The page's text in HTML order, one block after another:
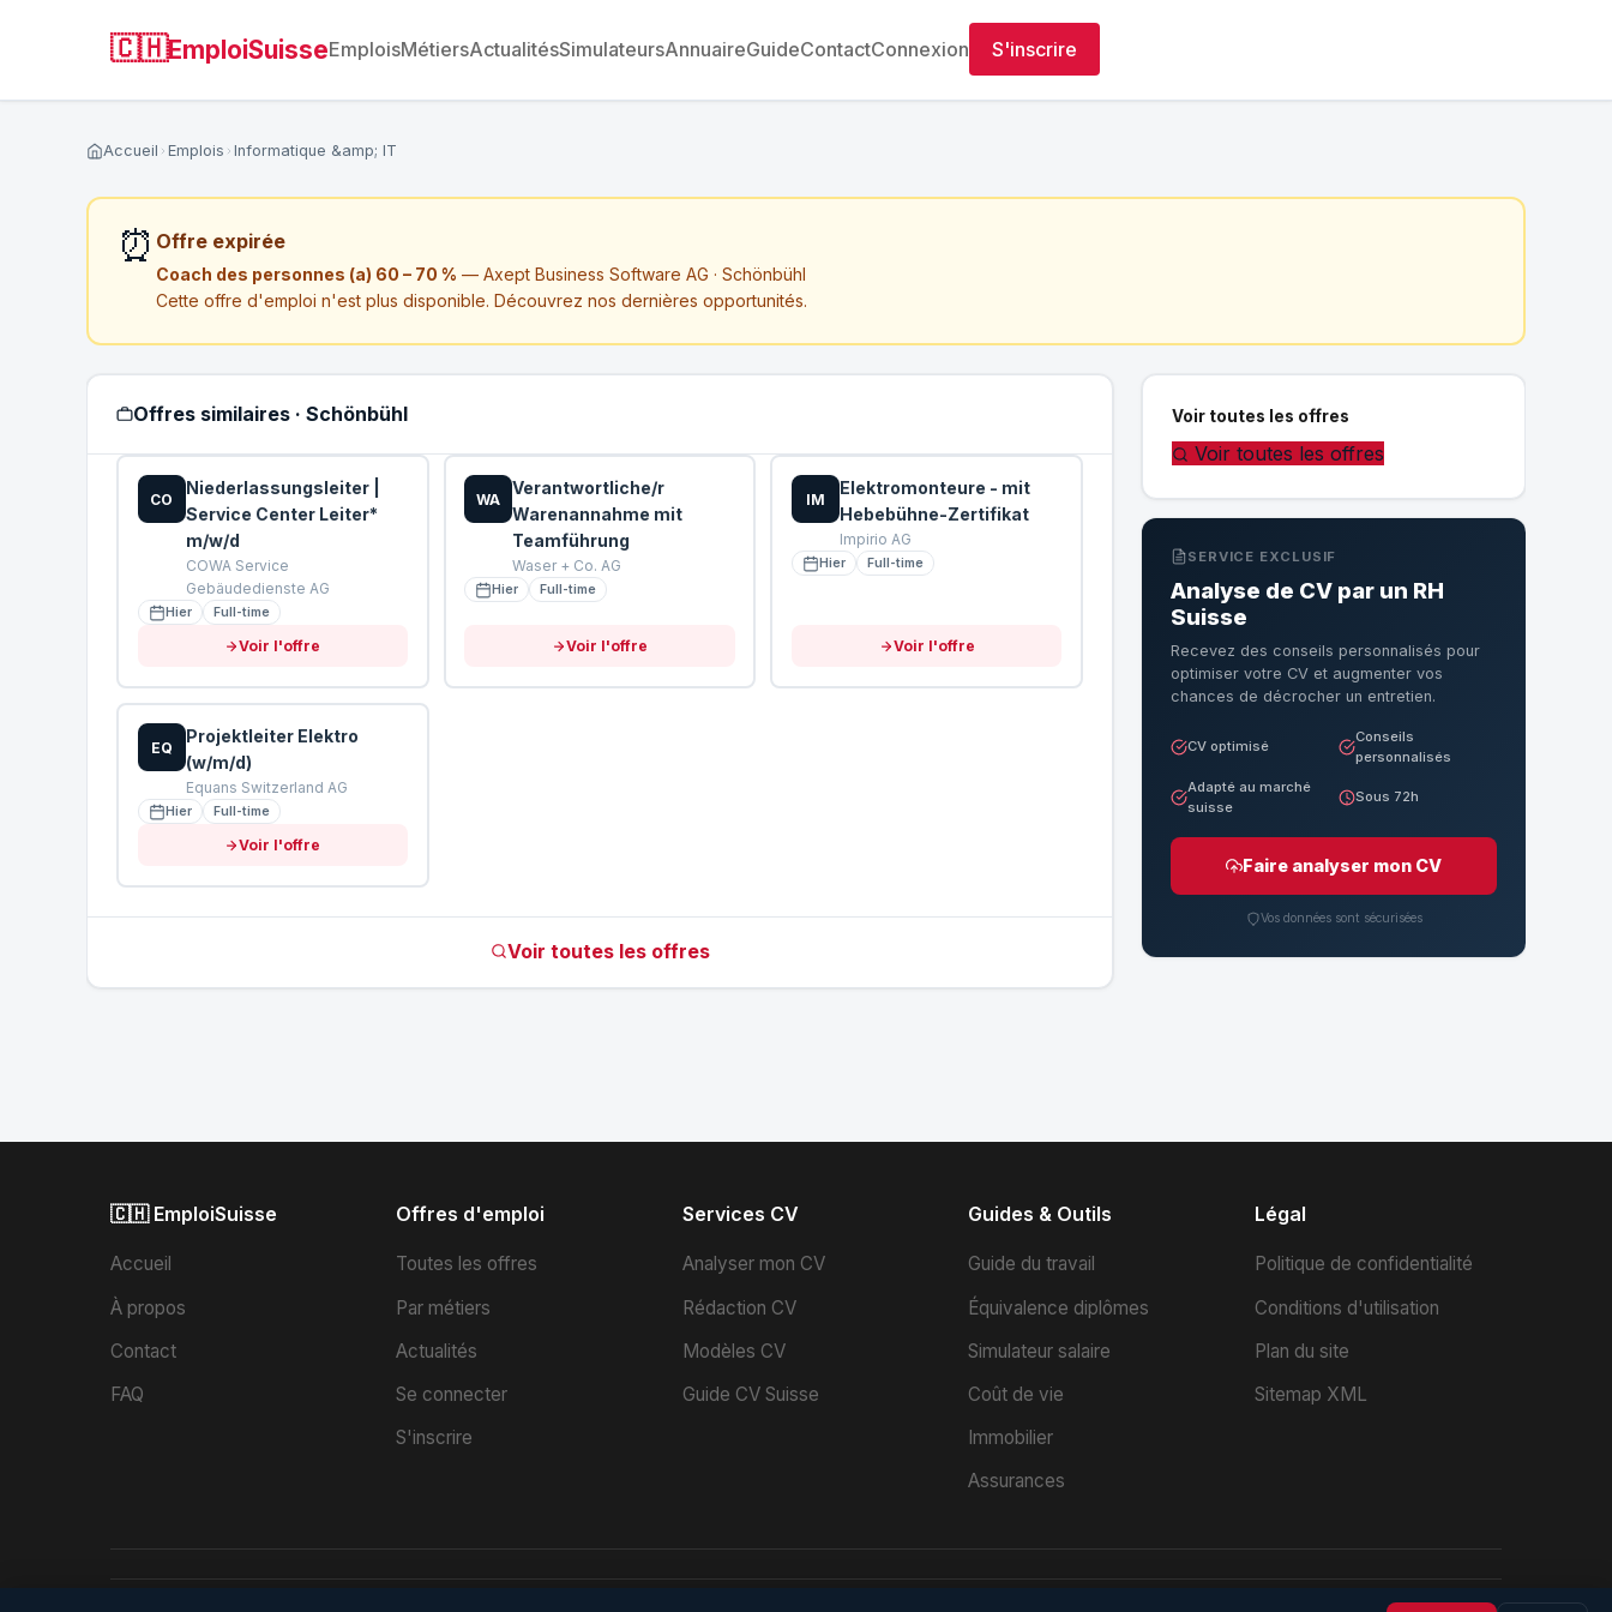
🇨🇭EmploiSuisseEmploisMétiersActualitésSimulateursAnnuaireGuideContactConnexion S'inscrire
Accueil Emplois Informatique &amp; IT
⏰ Offre expirée
Coach des personnes (a) 60 – 70 % — Axept Business Software AG · Schönbühl
Cette offre d'emploi n'est plus disponible. Découvrez nos dernières opportunités.
Offres similaires · Schönbühl
CO
Niederlassungsleiter |
Service Center Leiter*
m/w/d
COWA Service
Gebäudedienste AG
Hier Full-time
Voir l'offre
WA
Verantwortliche/r
Warenannahme mit
Teamführung
Waser + Co. AG
Hier Full-time
Voir l'offre
IM
Elektromonteure - mit
Hebebühne-Zertifikat
Impirio AG
Hier Full-time
Voir l'offre
EQ
Projektleiter Elektro
(w/m/d)
Equans Switzerland AG
Hier Full-time
Voir l'offre
Voir toutes les offres
Voir toutes les offres
Voir toutes les offres
SERVICE EXCLUSIF
Analyse de CV par un RH
Suisse
Recevez des conseils personnalisés pour
optimiser votre CV et augmenter vos
chances de décrocher un entretien.
CV optimisé
Conseils
personnalisés
Adapté au marché
suisse
Sous 72h
Faire analyser mon CV
Vos données sont sécurisées
🇨🇭 EmploiSuisse
Accueil
À propos
Contact
FAQ
Offres d'emploi
Toutes les offres
Par métiers
Actualités
Se connecter
S'inscrire
Services CV
Analyser mon CV
Rédaction CV
Modèles CV
Guide CV Suisse
Guides & Outils
Guide du travail
Équivalence diplômes
Simulateur salaire
Coût de vie
Immobilier
Assurances
Légal
Politique de confidentialité
Conditions d'utilisation
Plan du site
Sitemap XML